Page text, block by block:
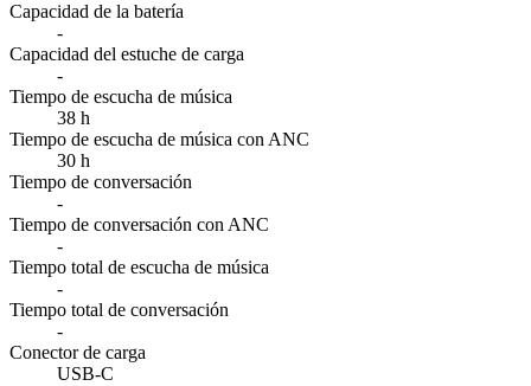
Capacidad de la batería
-
Capacidad del estuche de carga
-
Tiempo de escucha de música
38 h
Tiempo de escucha de música con ANC
30 h
Tiempo de conversación
-
Tiempo de conversación con ANC
-
Tiempo total de escucha de música
-
Tiempo total de conversación
-
Conector de carga
USB-C